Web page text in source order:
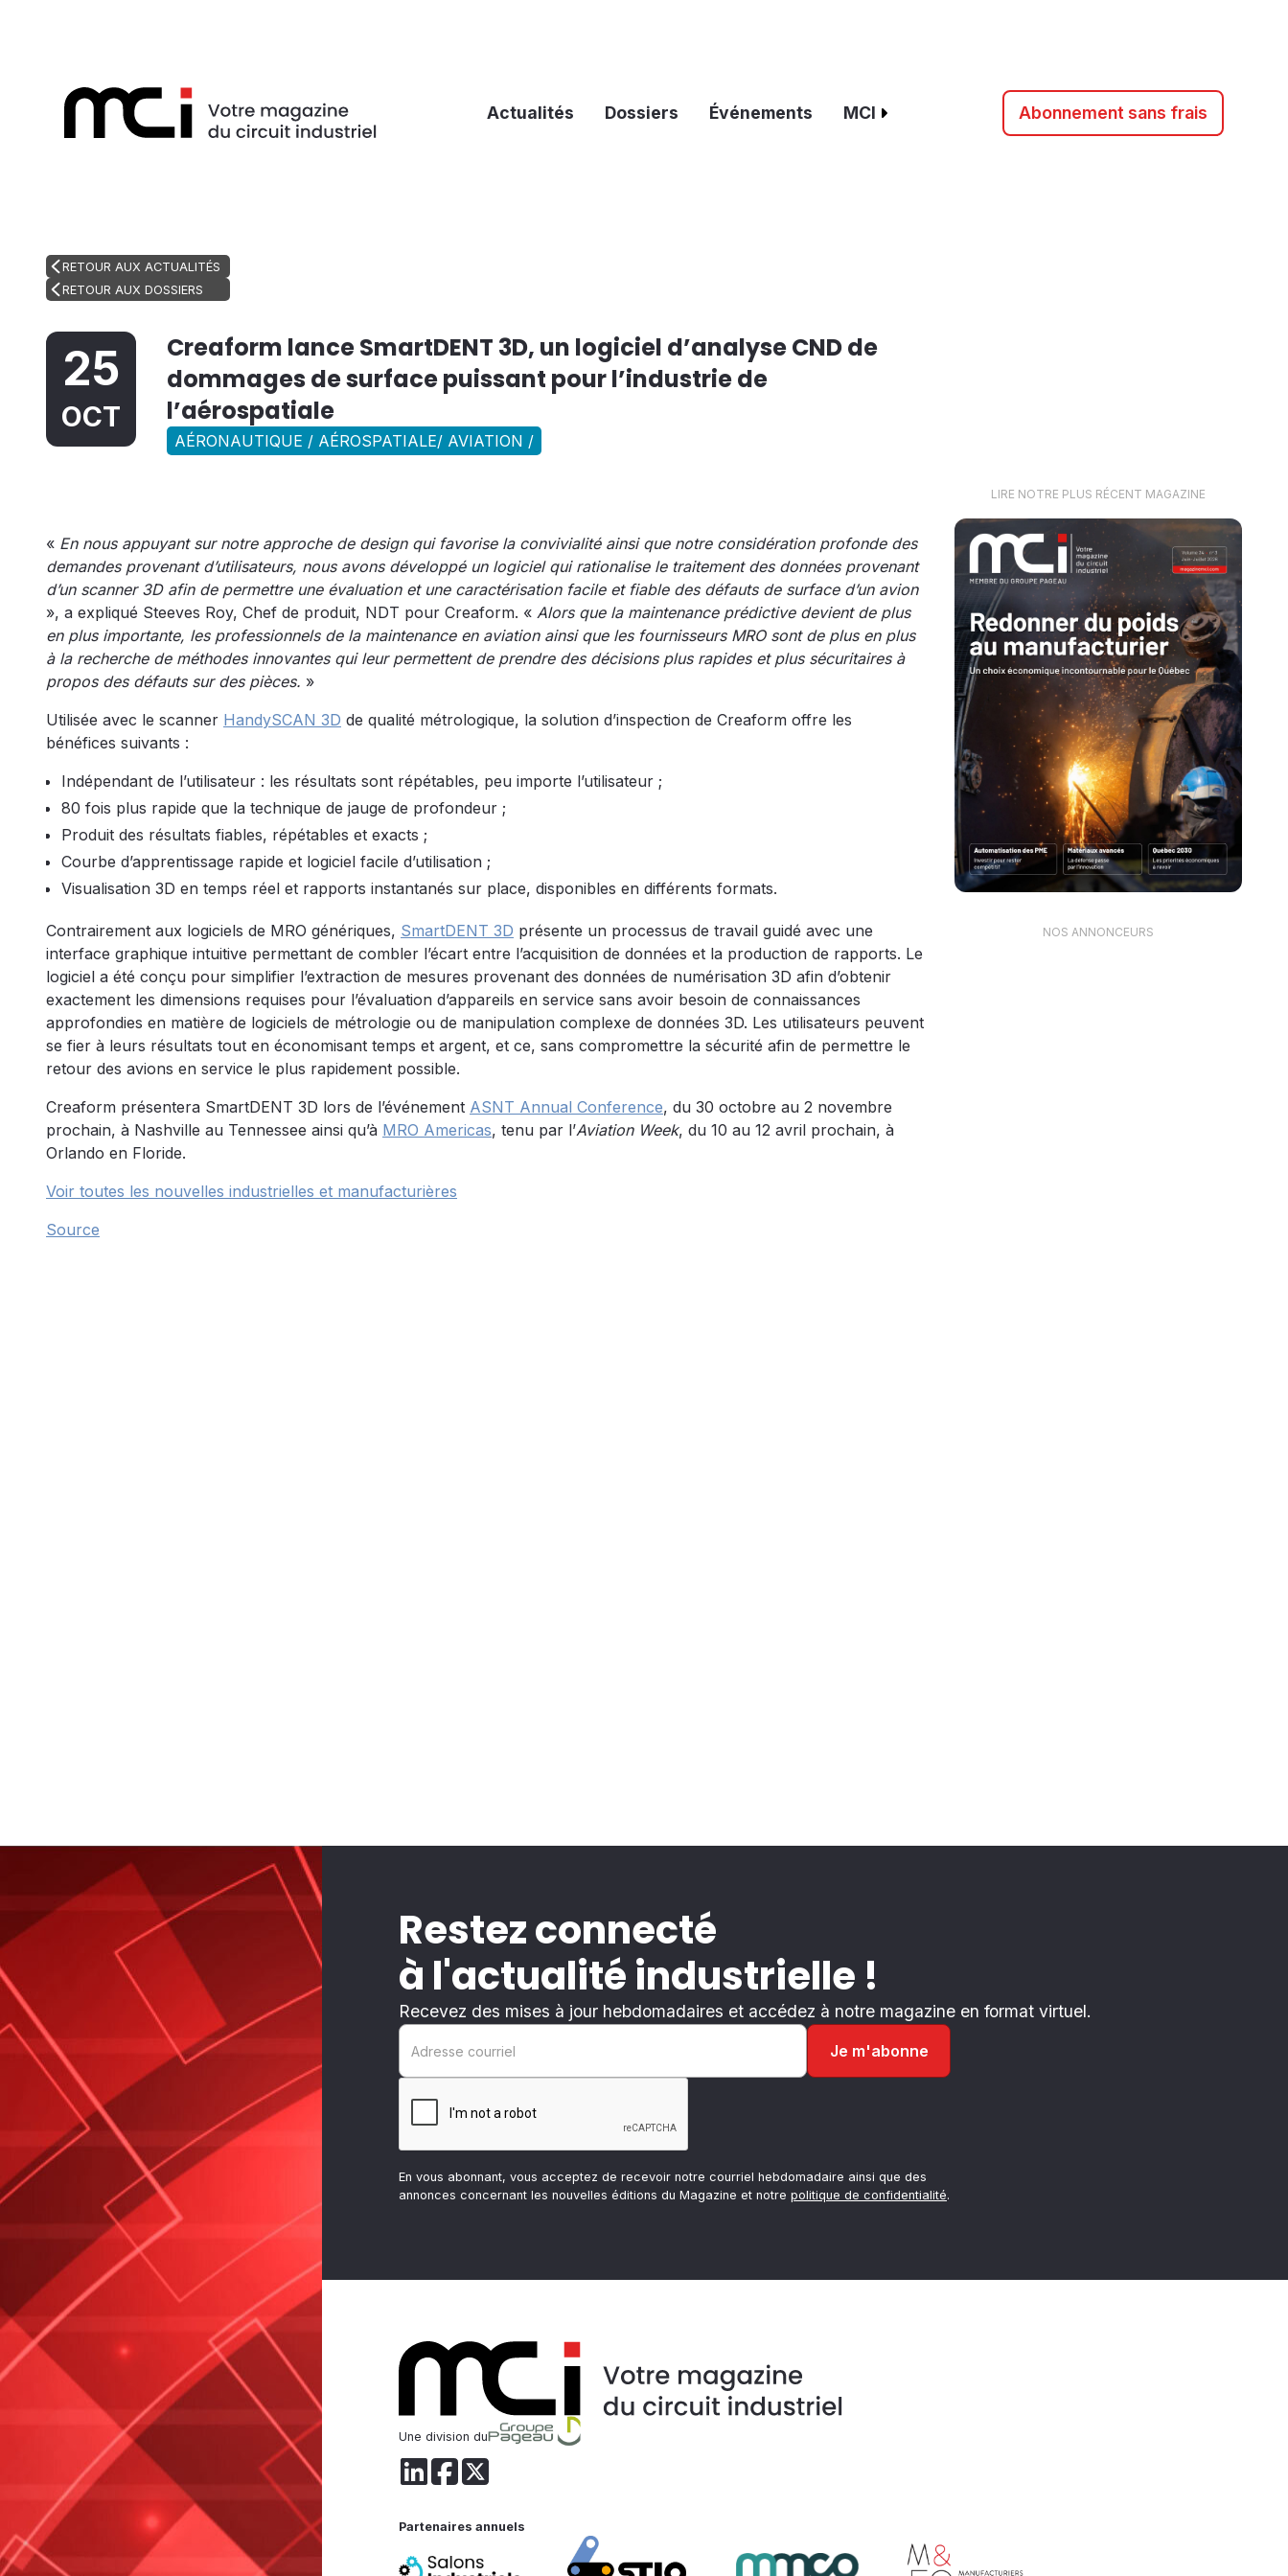
Actualités Dossiers Événements MCI Abonnement sans frais
RETOUR AUX ACTUALITÉS
RETOUR AUX DOSSIERS
25
OCT
Creaform lance SmartDENT 3D, un logiciel d’analyse CND de
dommages de surface puissant pour l’industrie de
l’aérospatiale
AÉRONAUTIQUE / AÉROSPATIALE/ AVIATION /
« En nous appuyant sur notre approche de design qui favorise la convivialité ainsi que notre considération profonde des
demandes provenant d’utilisateurs, nous avons développé un logiciel qui rationalise le traitement des données provenant
d’un scanner 3D afin de permettre une évaluation et une caractérisation facile et fiable des défauts de surface d’un avion
», a expliqué Steeves Roy, Chef de produit, NDT pour Creaform. « Alors que la maintenance prédictive devient de plus
en plus importante, les professionnels de la maintenance en aviation ainsi que les fournisseurs MRO sont de plus en plus
à la recherche de méthodes innovantes qui leur permettent de prendre des décisions plus rapides et plus sécuritaires à
propos des défauts sur des pièces. »
Utilisée avec le scanner HandySCAN 3D de qualité métrologique, la solution d’inspection de Creaform offre les
bénéfices suivants :
Indépendant de l’utilisateur : les résultats sont répétables, peu importe l’utilisateur ;
80 fois plus rapide que la technique de jauge de profondeur ;
Produit des résultats fiables, répétables et exacts ;
Courbe d’apprentissage rapide et logiciel facile d’utilisation ;
Visualisation 3D en temps réel et rapports instantanés sur place, disponibles en différents formats.
Contrairement aux logiciels de MRO génériques, SmartDENT 3D présente un processus de travail guidé avec une
interface graphique intuitive permettant de combler l’écart entre l’acquisition de données et la production de rapports. Le
logiciel a été conçu pour simplifier l’extraction de mesures provenant des données de numérisation 3D afin d’obtenir
exactement les dimensions requises pour l’évaluation d’appareils en service sans avoir besoin de connaissances
approfondies en matière de logiciels de métrologie ou de manipulation complexe de données 3D. Les utilisateurs peuvent
se fier à leurs résultats tout en économisant temps et argent, et ce, sans compromettre la sécurité afin de permettre le
retour des avions en service le plus rapidement possible.
Creaform présentera SmartDENT 3D lors de l’événement ASNT Annual Conference, du 30 octobre au 2 novembre
prochain, à Nashville au Tennessee ainsi qu’à MRO Americas, tenu par l’Aviation Week, du 10 au 12 avril prochain, à
Orlando en Floride.
Voir toutes les nouvelles industrielles et manufacturières
Source
LIRE NOTRE PLUS RÉCENT MAGAZINE
NOS ANNONCEURS
Restez connecté
à l'actualité industrielle !
Recevez des mises à jour hebdomadaires et accédez à notre magazine en format virtuel.
En vous abonnant, vous acceptez de recevoir notre courriel hebdomadaire ainsi que des
annonces concernant les nouvelles éditions du Magazine et notre politique de confidentialité.
Une division du
Partenaires annuels